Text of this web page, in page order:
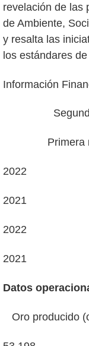
revelación de las
de Ambiente,
y resalta las
los estándares
Información
Segundo
Primera
2022
2021
2022
2021
Datos
Oro producido